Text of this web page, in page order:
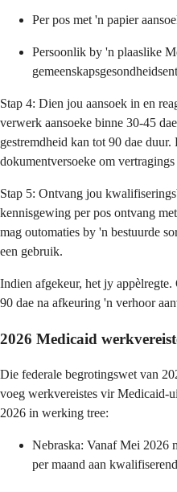
Per pos met 'n papier
Persoonlik by 'n plaaslike
Stap 4: Dien jou aansoek in en
verwerk aansoeke binne 30-45
gestremdheid kan tot 90 dae
dokumentversoeke om
Stap 5: Ontvang jou
kennisgewing per pos ontvang
mag outomaties by 'n bestuurde
een gebruik.
Indien afgekeur, het jy
90 dae na afkeuring 'n verhoor
2026 Medicaid
Die federale begrotingswet van
voeg werkvereistes vir Medicaid-
2026 in werking tree:
Nebraska: Vanaf Mei 2026
per maand aan